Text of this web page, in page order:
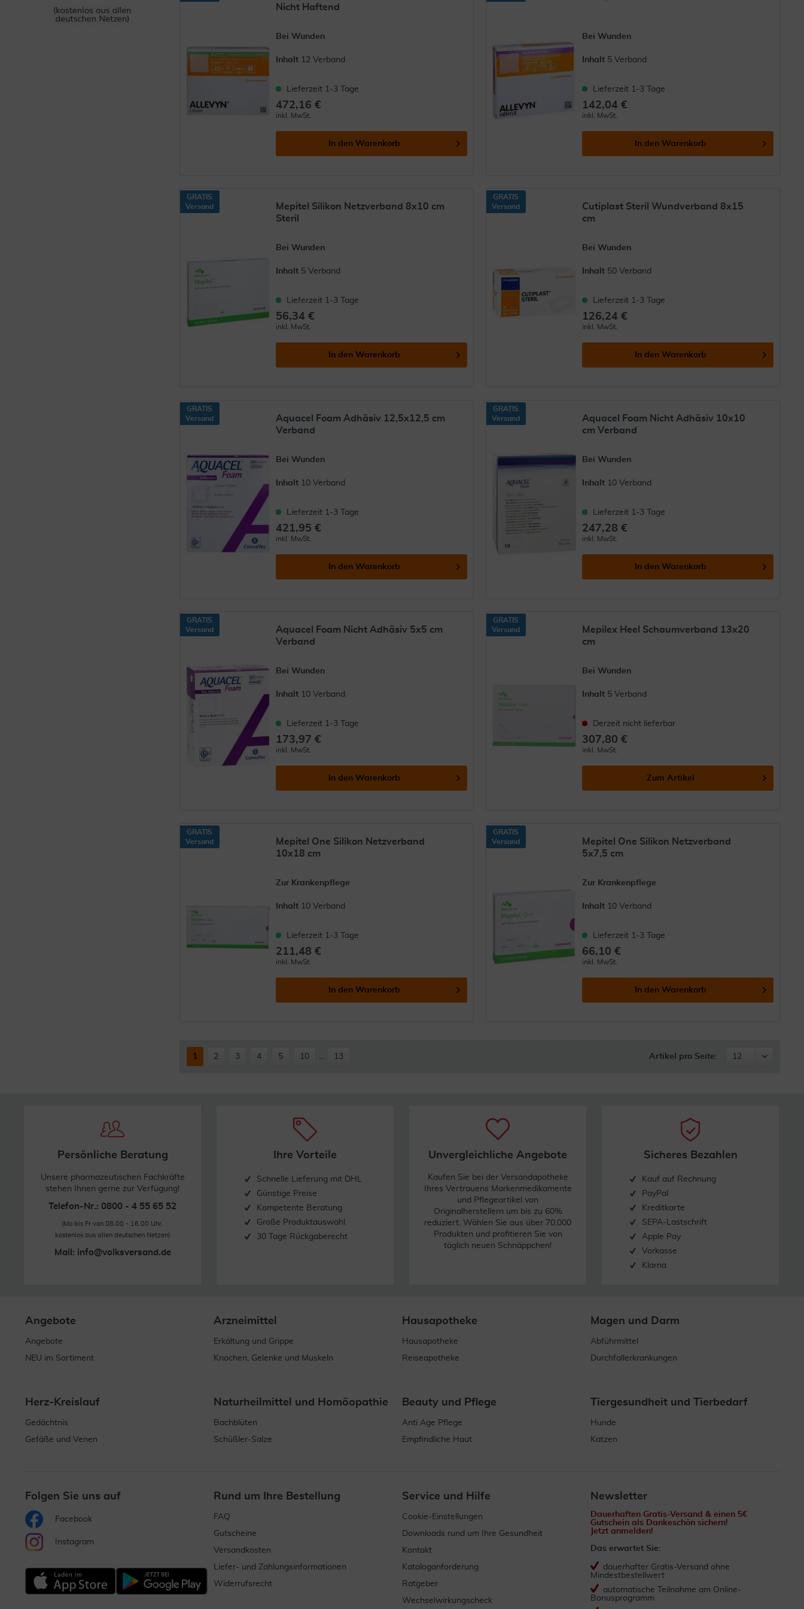
Nicht Haftend
Bei Wunden
Inhalt 12 Verband
Lieferzeit 1-3 Tage
472,16 €
inkl. MwSt.
In den Warenkorb
Bei Wunden
Inhalt 5 Verband
Lieferzeit 1-3 Tage
142,04 €
inkl. MwSt.
In den Warenkorb
GRATIS
Versand
Mepitel Silikon Netzverband 8x10 cm
Steril
Bei Wunden
Inhalt 5 Verband
Lieferzeit 1-3 Tage
56,34 €
inkl. MwSt.
In den Warenkorb
GRATIS
Versand
Cutiplast Steril Wundverband 8x15
cm
Bei Wunden
Inhalt 50 Verband
Lieferzeit 1-3 Tage
126,24 €
inkl. MwSt.
In den Warenkorb
GRATIS
Versand
Aquacel Foam Adhäsiv 12,5x12,5 cm
Verband
Bei Wunden
Inhalt 10 Verband
Lieferzeit 1-3 Tage
421,95 €
inkl. MwSt.
In den Warenkorb
GRATIS
Versand
Aquacel Foam Nicht Adhäsiv 10x10
cm Verband
Bei Wunden
Inhalt 10 Verband
Lieferzeit 1-3 Tage
247,28 €
inkl. MwSt.
In den Warenkorb
GRATIS
Versand
Aquacel Foam Nicht Adhäsiv 5x5 cm
Verband
Bei Wunden
Inhalt 10 Verband
Lieferzeit 1-3 Tage
173,97 €
inkl. MwSt.
In den Warenkorb
GRATIS
Versand
Mepilex Heel Schaumverband 13x20
cm
Bei Wunden
Inhalt 5 Verband
Derzeit nicht lieferbar
307,80 €
inkl. MwSt.
Zum Artikel
GRATIS
Versand
Mepitel One Silikon Netzverband
10x18 cm
Zur Krankenpflege
Inhalt 10 Verband
Lieferzeit 1-3 Tage
211,48 €
inkl. MwSt.
In den Warenkorb
GRATIS
Versand
Mepitel One Silikon Netzverband
5x7,5 cm
Zur Krankenpflege
Inhalt 10 Verband
Lieferzeit 1-3 Tage
66,10 €
inkl. MwSt.
In den Warenkorb
1 2 3 4 5 10 13 Artikel pro Seite:
Persönliche Beratung
Unsere pharmazeutischen Fachkräfte
stehen Ihnen gerne zur Verfügung!
Telefon-Nr.: 0800 - 4 55 65 52
(Mo bis Fr von 08.00 - 16.00 Uhr,
kostenlos aus allen deutschen Netzen)
Mail: info@volksversand.de
Ihre Vorteile
Schnelle Lieferung mit DHL
Günstige Preise
Kompetente Beratung
Große Produktauswahl
30 Tage Rückgaberecht
Unvergleichliche Angebote
Kaufen Sie bei der Versandapotheke
Ihres Vertrauens Markenmedikamente
und Pflegeartikel von
Originalherstellern um bis zu 60%
reduziert. Wählen Sie aus über 70.000
Produkten und profitieren Sie von
täglich neuen Schnäppchen!
Sicheres Bezahlen
Kauf auf Rechnung
PayPal
Kreditkarte
SEPA-Lastschrift
Apple Pay
Vorkasse
Klarna
Angebote
Angebote
NEU im Sortiment
Arzneimittel
Erkältung und Grippe
Knochen, Gelenke und Muskeln
Hausapotheke
Hausapotheke
Reiseapotheke
Magen und Darm
Abführmittel
Durchfallerkrankungen
Herz-Kreislauf
Gedächtnis
Gefäße und Venen
Naturheilmittel und Homöopathie
Bachblüten
Schüßler-Salze
Beauty und Pflege
Anti Age Pflege
Empfindliche Haut
Tiergesundheit und Tierbedarf
Hunde
Katzen
Folgen Sie uns auf
Facebook
Instagram
Rund um Ihre Bestellung
FAQ
Gutscheine
Versandkosten
Liefer- und Zahlungsinformationen
Widerrufsrecht
Service und Hilfe
Cookie-Einstellungen
Downloads rund um Ihre Gesundheit
Kontakt
Kataloganforderung
Ratgeber
Wechselwirkungscheck
Newsletter
Dauerhaften Gratis-Versand & einen 5€
Gutschein als Dankeschön sichern!
Jetzt anmelden!
Das erwartet Sie:
dauerhafter Gratis-Versand ohne
Mindestbestellwert
automatische Teilnahme am Online-
Bonusprogramm